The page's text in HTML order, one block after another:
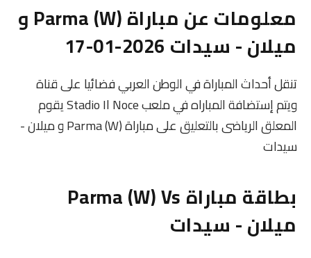
معلومات عن مباراة Parma (W) و
ميلان - سيدات 2026-01-17
تنقل أحداث المباراة في الوطن العربي فضائيا على قناة
ويتم إستضافة المباراه في ملعب Stadio Il Noce يقوم
المعلق الرياضى بالتعليق على مباراة Parma (W) و ميلان -
سيدات
بطاقة مباراة Parma (W) Vs
ميلان - سيدات